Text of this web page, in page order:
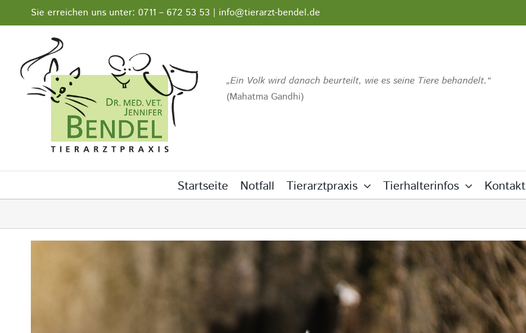
Inhalt
Sie erreichen uns unter: 0711 – 672 53 53 | info@tierarzt-bendel.de
Ein Volk wird danach beurteilt, wie es seine Tiere behandelt.
(Mahatma Gandhi)
Startseite Notfall Tierarztpraxis Tierhalterinfos Kontakt